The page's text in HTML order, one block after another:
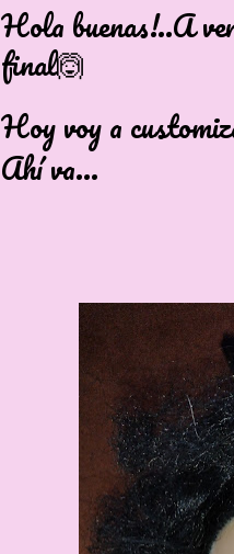
Hola buenas!..A
final🙆
Hoy voy a
Ahí va...